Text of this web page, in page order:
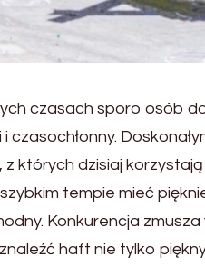
czasach sporo osób
czasochłonny.
z których dzisiaj
tempie mieć
Konkurencja
haft nie tylko